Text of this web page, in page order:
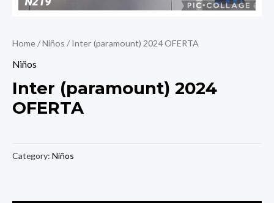
Home/Niños / Inter (paramount) 2024 OFERTA
Niños
Inter (paramount) 2024
OFERTA
Category: Niños